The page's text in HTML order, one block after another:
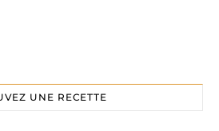
UNE RECETTE